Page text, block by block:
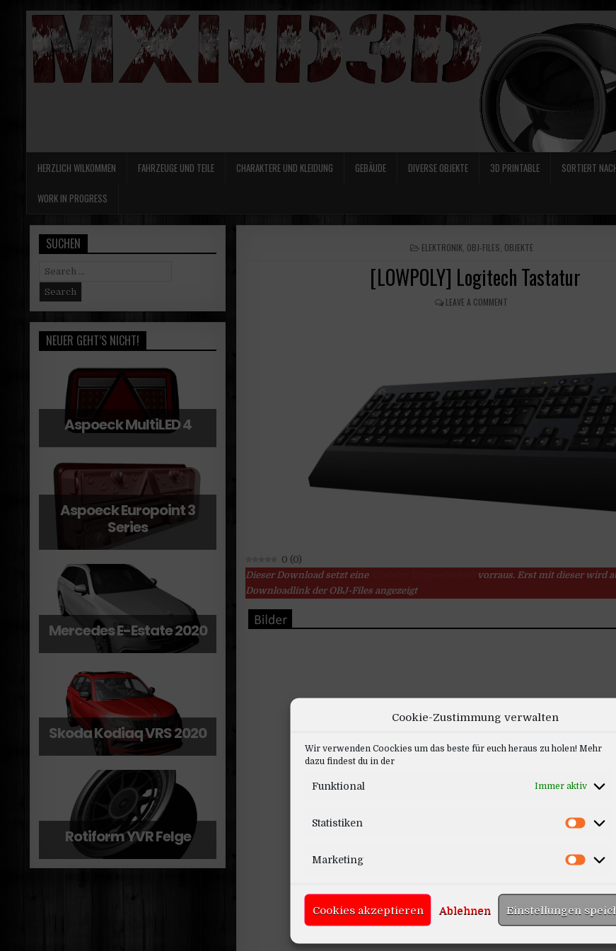
Cookie-Zustimmung verwalten
Wir verwenden Coockies um das beste für euch heraus zu holen! Mehr
dazu findest du in der
Funktional Immer aktiv
Statistiken
Marketing
Cookies akzeptieren Ablehnen Einstellungen
HERZLICH WILKOMMEN FAHRZEUGE UND TEILE CHARAKTERE UND KLEIDUNG GEBÄUDE DIVERSE OBJEKTE 3D PRINTABLE SORTIERT
WORK IN PROGRESS
POSTED
ELEKTRONIK OBJ-FILES OBJEKTE
[LOWPOLY] Logitech Tastatur
LEAVE A COMMENT
0 (0)
Dieser Download setzt eine
vorraus. Erst mit dieser wird
Downloadlink der OBJ-Files angezeigt
SUCHEN
Search
for:
NEUER GEHT’S NICHT!
Aspoeck MultiLED 4
Aspoeck Europoint 3
Series
Mercedes E-Estate 2020
Skoda Kodiaq VRS 2020
Rotiform YVR Felge